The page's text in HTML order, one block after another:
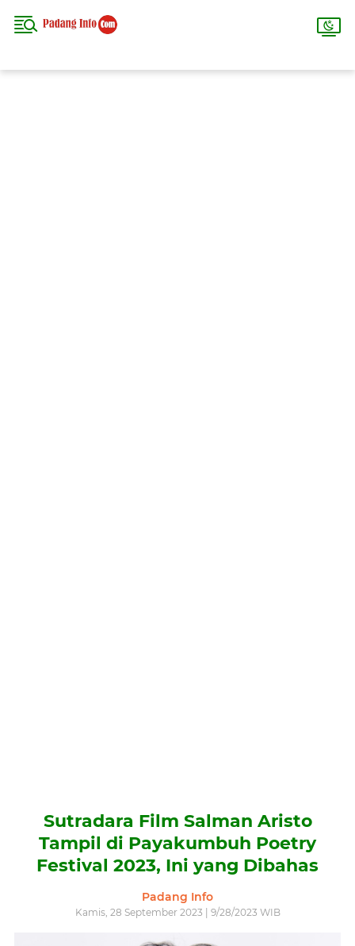
Sutradara Film Salman Aristo
Tampil di Payakumbuh Poetry
Festival 2023, Ini yang Dibahas
Padang Info
Kamis, 28 September 2023 | 9/28/2023 WIB